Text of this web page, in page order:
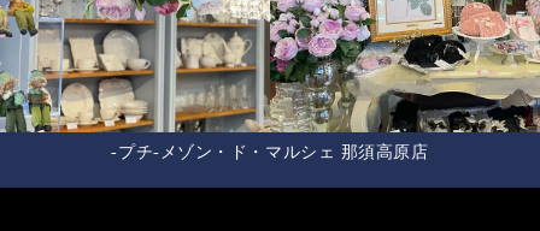
-プチ-メゾン・ド・マルシェ 那須高原店